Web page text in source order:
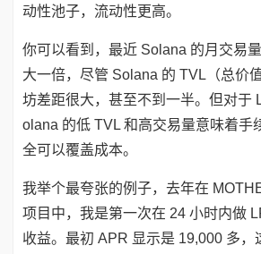
动性池子，流动性更高。
你可以看到，最近 Solana 的月交易
大一倍，尽管 Solana 的 TVL（总价
坊差距很大，甚至不到一半。但对于
olana 的低 TVL 和高交易量意味着手
全可以覆盖成本。
我举个最夸张的例子，去年在
项目中，我是第一次在 24 小时内做
收益。最初 APR 显示是 19,000 多，